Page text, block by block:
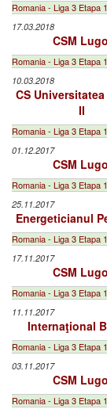
Romania - Liga 3 Etapa
17.03.2018
CSM
Romania - Liga 3 Etapa
10.03.2018
CS
II
Romania - Liga 3 Etapa
01.12.2017
CSM
Romania - Liga 3 Etapa
25.11.2017
Energeticianul
Romania - Liga 3 Etapa
17.11.2017
CSM
Romania - Liga 3 Etapa
11.11.2017
Internaţional
Romania - Liga 3 Etapa
03.11.2017
CSM
Romania - Liga 3 Etapa